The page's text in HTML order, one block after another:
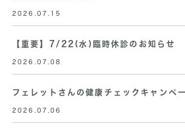
2026.07.15
【重要】7/22(水)臨時休診のお知らせ
2026.07.08
フェレットさんの健康チェックキャンペ
2026.07.06